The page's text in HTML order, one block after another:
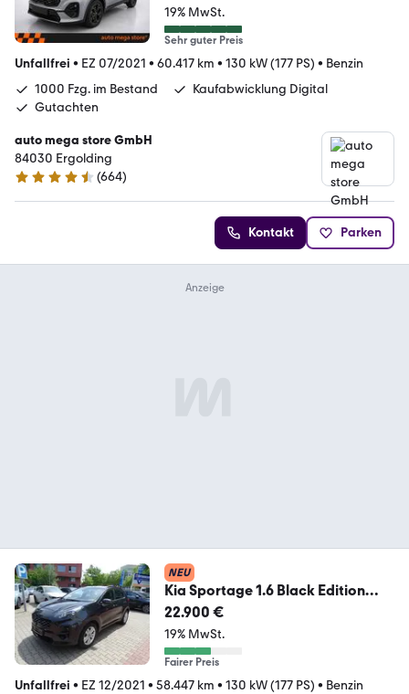
19% MwSt.
Sehr guter Preis
Unfallfrei • EZ 07/2021 • 60.417 km • 130 kW (177 PS) • Benzin
1000 Fzg. im Bestand
Kaufabwicklung Digital
Gutachten
auto mega store GmbH
84030 Ergolding
4.4 Sterne
(664)
Kontakt Parken
NEU
Kia Sportage 1.6 Black Edition
2WD Autom. Premium
22.900 €
19% MwSt.
Fairer Preis
Unfallfrei • EZ 12/2021 • 58.447 km • 130 kW (177 PS) • Benzin